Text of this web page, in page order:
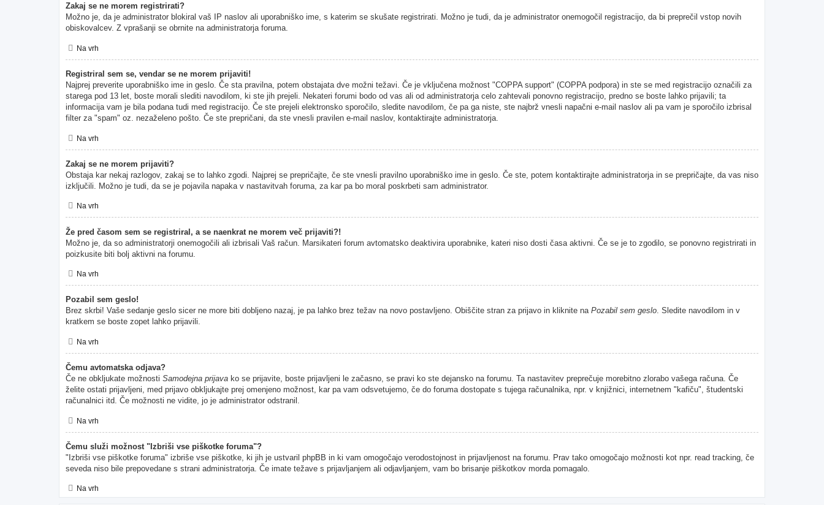
Zakaj se ne morem registrirati?
Možno je, da je administrator blokiral vaš IP naslov ali uporabniško ime, s katerim se skušate registrirati. Možno je tudi, da je administrator onemogočil registracijo, da bi preprečil vstop novih
obiskovalcev. Z vprašanji se obrnite na administratorja foruma.
Na vrh
Registriral sem se, vendar se ne morem prijaviti!
Najprej preverite uporabniško ime in geslo. Če sta pravilna, potem obstajata dve možni težavi. Če je vključena možnost "COPPA support" (COPPA podpora) in ste se med registracijo označili za
starega pod 13 let, boste morali slediti navodilom, ki ste jih prejeli. Nekateri forumi bodo od vas ali od administratorja celo zahtevali ponovno registracijo, predno se boste lahko prijavili; ta
informacija vam je bila podana tudi med registracijo. Če ste prejeli elektronsko sporočilo, sledite navodilom, če pa ga niste, ste najbrž vnesli napačni e-mail naslov ali pa vam je sporočilo izbrisal
filter za "spam" oz. nezaželeno pošto. Če ste prepričani, da ste vnesli pravilen e-mail naslov, kontaktirajte administratorja.
Na vrh
Zakaj se ne morem prijaviti?
Obstaja kar nekaj razlogov, zakaj se to lahko zgodi. Najprej se prepričajte, če ste vnesli pravilno uporabniško ime in geslo. Če ste, potem kontaktirajte administratorja in se prepričajte, da vas niso
izključili. Možno je tudi, da se je pojavila napaka v nastavitvah foruma, za kar pa bo moral poskrbeti sam administrator.
Na vrh
Že pred časom sem se registriral, a se naenkrat ne morem več prijaviti?!
Možno je, da so administratorji onemogočili ali izbrisali Vaš račun. Marsikateri forum avtomatsko deaktivira uporabnike, kateri niso dosti časa aktivni. Če se je to zgodilo, se ponovno registrirati in
poizkusite biti bolj aktivni na forumu.
Na vrh
Pozabil sem geslo!
Brez skrbi! Vaše sedanje geslo sicer ne more biti dobljeno nazaj, je pa lahko brez težav na novo postavljeno. Obiščite stran za prijavo in kliknite na Pozabil sem geslo. Sledite navodilom in v
kratkem se boste zopet lahko prijavili.
Na vrh
Čemu avtomatska odjava?
Če ne obkljukate možnosti Samodejna prijava ko se prijavite, boste prijavljeni le začasno, se pravi ko ste dejansko na forumu. Ta nastavitev preprečuje morebitno zlorabo vašega računa. Če
želite ostati prijavljeni, med prijavo obkljukajte prej omenjeno možnost, kar pa vam odsvetujemo, če do foruma dostopate s tujega računalnika, npr. v knjižnici, internetnem "kafiču", študentski
računalnici itd. Če možnosti ne vidite, jo je administrator odstranil.
Na vrh
Čemu služi možnost "Izbriši vse piškotke foruma"?
"Izbriši vse piškotke foruma" izbriše vse piškotke, ki jih je ustvaril phpBB in ki vam omogočajo verodostojnost in prijavljenost na forumu. Prav tako omogočajo možnosti kot npr. read tracking, če
seveda niso bile prepovedane s strani administratorja. Če imate težave s prijavljanjem ali odjavljanjem, vam bo brisanje piškotkov morda pomagalo.
Na vrh